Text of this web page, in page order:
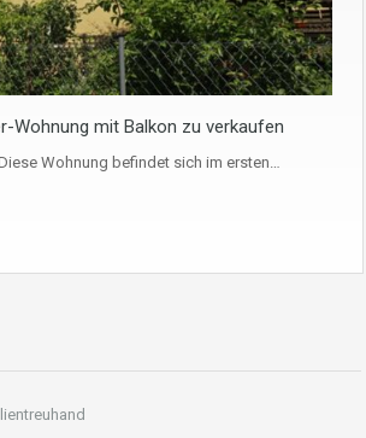
Wohnung mit Balkon zu verkaufen
Wohnung befindet sich im ersten…